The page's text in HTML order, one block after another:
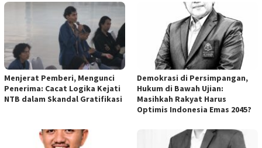
Menjerat Pemberi, Mengunci
Penerima: Cacat Logika Kejati
NTB dalam Skandal Gratifikasi
Demokrasi di Persimpangan,
Hukum di Bawah Ujian:
Masihkah Rakyat Harus
Optimis Indonesia Emas 2045?